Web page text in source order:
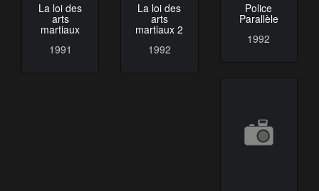
La loi des
arts
martiaux
1991
La loi des
arts
martiaux 2
1992
Police
Parallèle
1992